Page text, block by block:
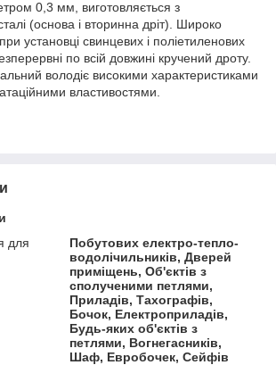
0,3 мм, виготовляється з
(основа і вторинна дріт). Широко
установці свинцевих і поліетиленових
по всій довжині кручений дроту.
володіє високими характеристиками
властивостями.
для
Побутових електро-тепло-
водолічильників, Дверей
приміщень, Об'єктів з
сполученими петлями,
Приладів, Тахографів,
Бочок, Електроприладів,
Будь-яких об'єктів з
петлями, Вогнегасників,
Шаф, Евробочек, Сейфів